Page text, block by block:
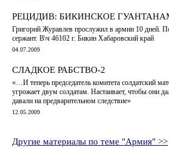
РЕЦИДИВ: БИКИНСКОЕ
Григорий Журавлев прослужил в армии 10 дней.
сержант. В\ч 46102 г. Бикин Хабаровский край
04.07.2009
СЛАДКОЕ РАБСТВО-2
«…И теперь председатель комитета солдатский
угрожает двум солдатам. Настаивает, чтобы они
давали на предварительном следствие»
12.05.2009
Другие материалы по теме "Армия" >>